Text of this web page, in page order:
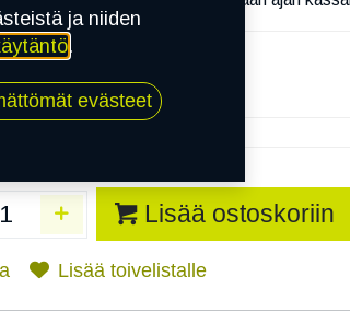
94V CONTINENTAL ECOCONTACT 6
Lisää ostoskoriin
Lisää toivelistalle
ja niiden
.
evästeet